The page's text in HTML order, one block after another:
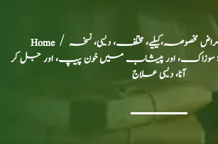
Home/ مختلف، دیسی، نسخہ
: سوزاک، اور پیشاب میں خون پیپ، اور جل کر
آنا، دیسی علاج